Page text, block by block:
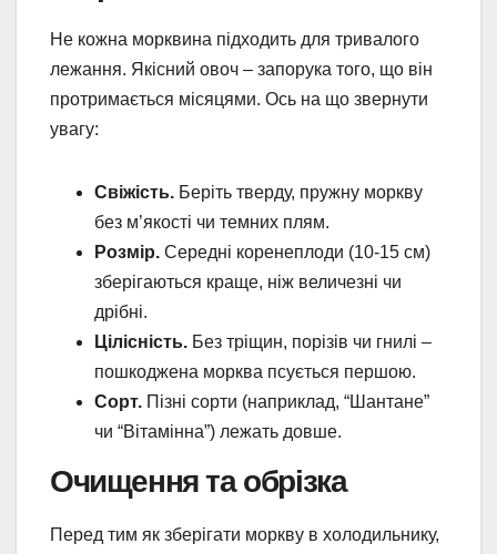
Не кожна морквина підходить для тривалого
лежання. Якісний овоч – запорука того, що він
протримається місяцями. Ось на що звернути
увагу:
Свіжість. Беріть тверду, пружну моркву
без м’якості чи темних плям.
Розмір. Середні коренеплоди (10-15 см)
зберігаються краще, ніж величезні чи
дрібні.
Цілісність. Без тріщин, порізів чи гнилі –
пошкоджена морква псується першою.
Сорт. Пізні сорти (наприклад, “Шантане”
чи “Вітамінна”) лежать довше.
Очищення та обрізка
Перед тим як зберігати моркву в холодильнику,